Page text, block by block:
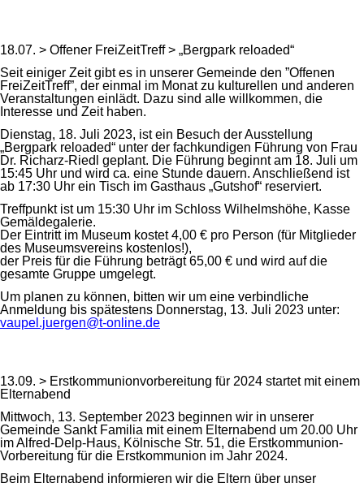
18.07. > Offener FreiZeitTreff > „Bergpark reloaded“
Seit einiger Zeit gibt es in unserer Gemeinde den ”Offenen
FreiZeitTreff”, der einmal im Monat zu kulturellen und anderen
Veranstaltungen einlädt. Dazu sind alle willkommen, die
Interesse und Zeit haben.
Dienstag, 18. Juli 2023, ist ein Besuch der Ausstellung
„Bergpark reloaded“ unter der fachkundigen Führung von Frau
Dr. Richarz-Riedl geplant. Die Führung beginnt am 18. Juli um
15:45 Uhr und wird ca. eine Stunde dauern. Anschließend ist
ab 17:30 Uhr ein Tisch im Gasthaus „Gutshof“ reserviert.
Treffpunkt ist um 15:30 Uhr im Schloss Wilhelmshöhe, Kasse
Gemäldegalerie.
Der Eintritt im Museum kostet 4,00 € pro Person (für Mitglieder
des Museumsvereins kostenlos!),
der Preis für die Führung beträgt 65,00 € und wird auf die
gesamte Gruppe umgelegt.
Um planen zu können, bitten wir um eine verbindliche
Anmeldung bis spätestens Donnerstag, 13. Juli 2023 unter:
vaupel.juergen@t-online.de
13.09. > Erstkommunionvorbereitung für 2024 startet mit einem
Elternabend
Mittwoch, 13. September 2023 beginnen wir in unserer
Gemeinde Sankt Familia mit einem Elternabend um 20.00 Uhr
im Alfred-Delp-Haus, Kölnische Str. 51, die Erstkommunion-
Vorbereitung für die Erstkommunion im Jahr 2024.
Beim Elternabend informieren wir die Eltern über unser